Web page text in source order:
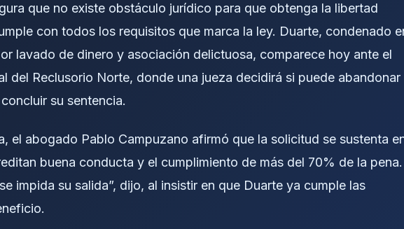
que no existe obstáculo jurídico para que obtenga la libertad
con todos los requisitos que marca la ley. Duarte, condenado
lavado de dinero y asociación delictuosa, comparece hoy ante el
del Reclusorio Norte, donde una jueza decidirá si puede abandonar
su sentencia.
el abogado Pablo Campuzano afirmó que la solicitud se sustenta
buena conducta y el cumplimiento de más del 70% de la pena.
impida su salida”, dijo, al insistir en que Duarte ya cumple las